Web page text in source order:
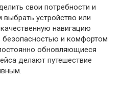
свои потребности и
устройство или
навигацию
и комфортом
обновляющиеся
делают путешествие